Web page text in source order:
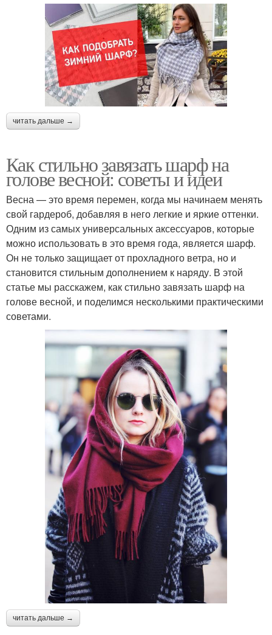
читать дальше →
Как стильно завязать шарф на
голове весной: советы и идеи
Весна — это время перемен, когда мы начинаем менять
свой гардероб, добавляя в него легкие и яркие оттенки.
Одним из самых универсальных аксессуаров, которые
можно использовать в это время года, является шарф.
Он не только защищает от прохладного ветра, но и
становится стильным дополнением к наряду. В этой
статье мы расскажем, как стильно завязать шарф на
голове весной, и поделимся несколькими практическими
советами.
читать дальше →